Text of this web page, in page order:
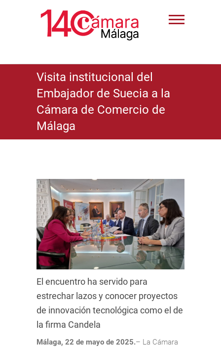
Visita institucional del
Embajador de Suecia a la
Cámara de Comercio de
Málaga
El encuentro ha servido para
estrechar lazos y conocer proyectos
de innovación tecnológica como el de
la firma Candela
Málaga, 22 de mayo de 2025.– La Cámara